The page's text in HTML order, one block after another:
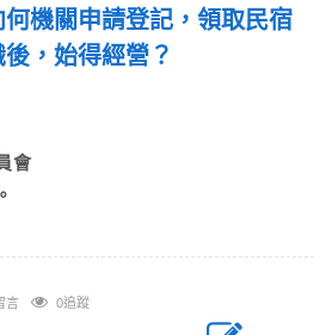
機關申請登記，領取民宿
後，始得經營？
會
言 0追蹤